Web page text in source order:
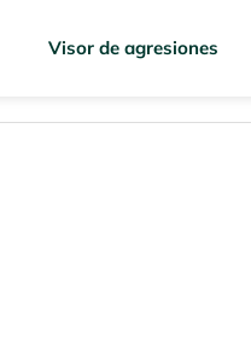
Visor de agresiones